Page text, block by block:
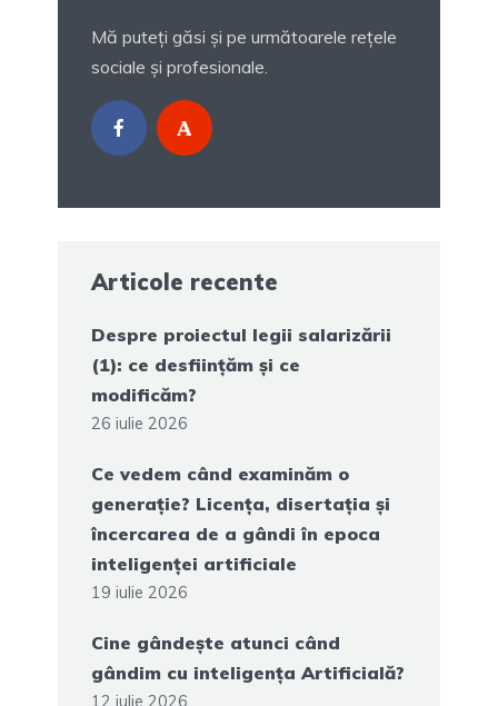
Mă puteți găsi și pe următoarele rețele
sociale și profesionale.
Articole recente
Despre proiectul legii salarizării
(1): ce desființăm și ce
modificăm?
26 iulie 2026
Ce vedem când examinăm o
generație? Licența, disertația și
încercarea de a gândi în epoca
inteligenței artificiale
19 iulie 2026
Cine gândește atunci când
gândim cu inteligența Artificială?
12 iulie 2026